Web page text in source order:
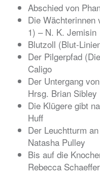
Abschied von
Die Wächterinnen
1) – N. K. Jemisin
Blutzoll (Blut-
Der Pilgerpfad
Caligo
Der Untergang
Hrsg. Brian Sibley
Die Klügere gibt
Huff
Der Leuchtturm
Natasha Pulley
Bis auf die
Rebecca Schaeffer